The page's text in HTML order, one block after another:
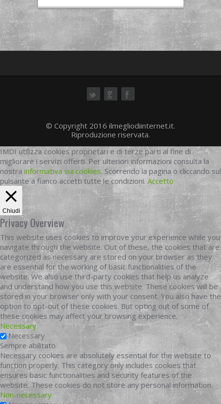
© Copyright 2016 ilmegliodiinternet.it.
Riproduzione riservata.
IMDI utilizza cookies proprietari e di terze parti al fine di
migliorare i servizi offerti. Per ulteriori informazioni consulta la
nostra informativa sui cookies. Scorrendo la pagina o cliccando sul
pulsante a fianco accetti tutte le condizioni.Accetto
Chiudi
Privacy Overview
This website uses cookies to improve your experience while you
navigate through the website. Out of these, the cookies that are
categorized as necessary are stored on your browser as they
are essential for the working of basic functionalities of the
website. We also use third-party cookies that help us analyze
and understand how you use this website. These cookies will be
stored in your browser only with your consent. You also have the
option to opt-out of these cookies. But opting out of some of
these cookies may affect your browsing experience.
Necessary
Necessary
Sempre abilitato
Necessary cookies are absolutely essential for the website to
function properly. This category only includes cookies that
ensures basic functionalities and security features of the
website. These cookies do not store any personal information.
Non-necessary